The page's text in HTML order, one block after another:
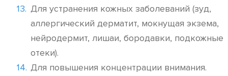
Для устранения кожных заболеваний (зуд,
аллергический дерматит, мокнущая экзема,
нейродермит, лишаи, бородавки, подкожные
отеки).
Для повышения концентрации внимания.